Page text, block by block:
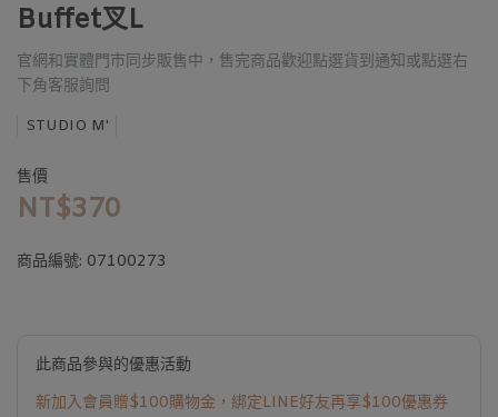
Buffet叉L
官網和實體門市同步販售中，售完商品歡迎點選貨到通知或點選右
下角客服詢問
STUDIO M'
售價
NT$370
商品編號: 07100273
此商品參與的優惠活動
新加入會員贈$100購物金，綁定LINE好友再享$100優惠券